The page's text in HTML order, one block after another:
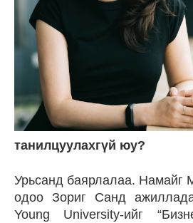
танилцуулахгүй юу?
Урьсанд баярлалаа. Намайг
одоо Зориг Санд
Young University-ийг